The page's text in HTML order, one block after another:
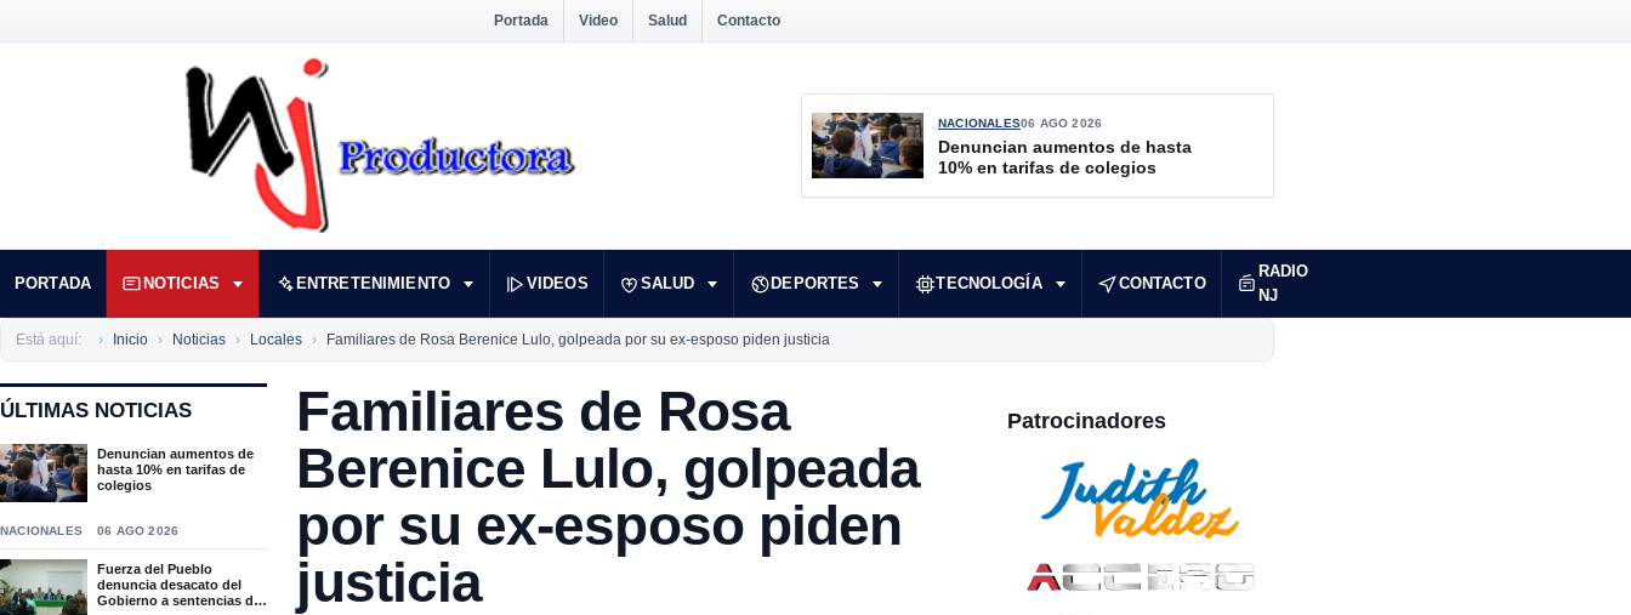
Portada Video Salud Contacto
NACIONALES06 AGO 2026
Denuncian aumentos de hasta
10% en tarifas de colegios
PORTADA NOTICIAS ENTRETENIMIENTO VIDEOS SALUD DEPORTES TECNOLOGÍA CONTACTO
RADIO
NJ
Está aquí: Inicio Noticias Locales Familiares de Rosa Berenice Lulo, golpeada por su ex-esposo piden justicia
ÚLTIMAS NOTICIAS
Denuncian aumentos de
hasta 10% en tarifas de
colegios
NACIONALES 06 AGO 2026
Fuerza del Pueblo
denuncia desacato del
Gobierno a sentencias del
Familiares de Rosa
Berenice Lulo, golpeada
por su ex-esposo piden
justicia
Patrocinadores